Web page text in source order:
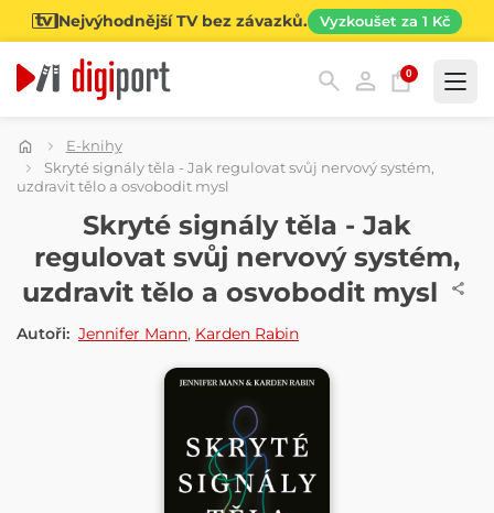
Nejvýhodnější TV bez závazků. Vyzkoušet za 1 Kč
0
Kategorie
E-knihy
Skryté signály těla - Jak regulovat svůj nervový systém,
uzdravit tělo a osvobodit mysl
Skryté signály těla - Jak
regulovat svůj nervový systém,
uzdravit tělo a osvobodit mysl
Autoři: Jennifer Mann, Karden Rabin